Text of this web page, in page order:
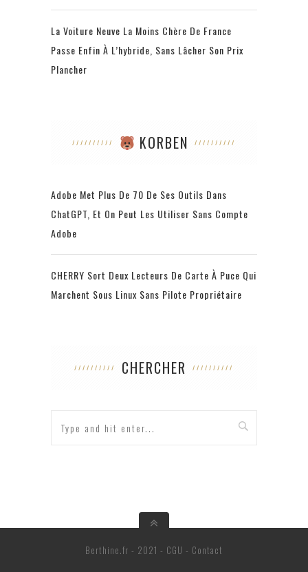
La Voiture Neuve La Moins Chère De France
Passe Enfin À L’hybride, Sans Lâcher Son Prix
Plancher
KORBEN
Adobe Met Plus De 70 De Ses Outils Dans
ChatGPT, Et On Peut Les Utiliser Sans Compte
Adobe
CHERRY Sort Deux Lecteurs De Carte À Puce Qui
Marchent Sous Linux Sans Pilote Propriétaire
CHERCHER
Berthine.fr - 2021 - CGU - Contact